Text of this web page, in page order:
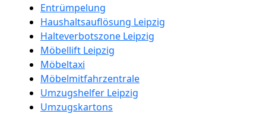
Entrümpelung
Haushaltsauflösung Leipzig
Halteverbotszone Leipzig
Möbellift Leipzig
Möbeltaxi
Möbelmitfahrzentrale
Umzugshelfer Leipzig
Umzugskartons